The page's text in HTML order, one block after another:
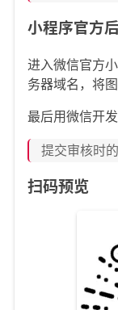
小程序官方
进入微信官方
务器域名，将
最后用微信开
提交审核时
扫码预览